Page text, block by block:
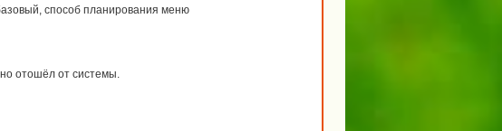
способ планирования меню
отошёл от системы.